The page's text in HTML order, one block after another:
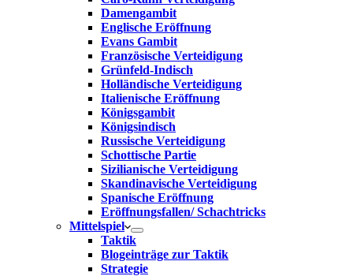
Damengambit
Englische Eröffnung
Evans Gambit
Französische Verteidigung
Grünfeld-Indisch
Holländische Verteidigung
Italienische Eröffnung
Königsgambit
Königsindisch
Russische Verteidigung
Schottische Partie
Sizilianische Verteidigung
Skandinavische Verteidigung
Spanische Eröffnung
Eröffnungsfallen/ Schachtricks
Mittelspiel
Taktik
Blogeinträge zur Taktik
Strategie